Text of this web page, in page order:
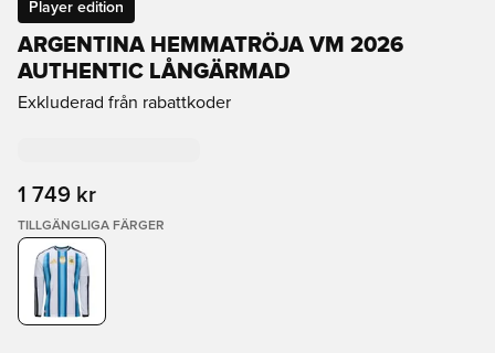
Player edition
ARGENTINA HEMMATRÖJA VM 2026
AUTHENTIC LÅNGÄRMAD
Exkluderad från rabattkoder
1 749 kr
TILLGÄNGLIGA FÄRGER